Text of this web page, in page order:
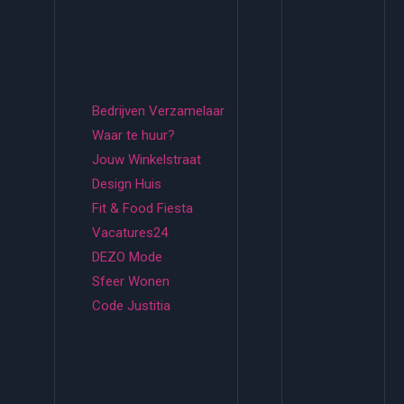
Bedrijven Verzamelaar
Waar te huur?
Jouw Winkelstraat
Design Huis
Fit & Food Fiesta
Vacatures24
DEZO Mode
Sfeer Wonen
Code Justitia